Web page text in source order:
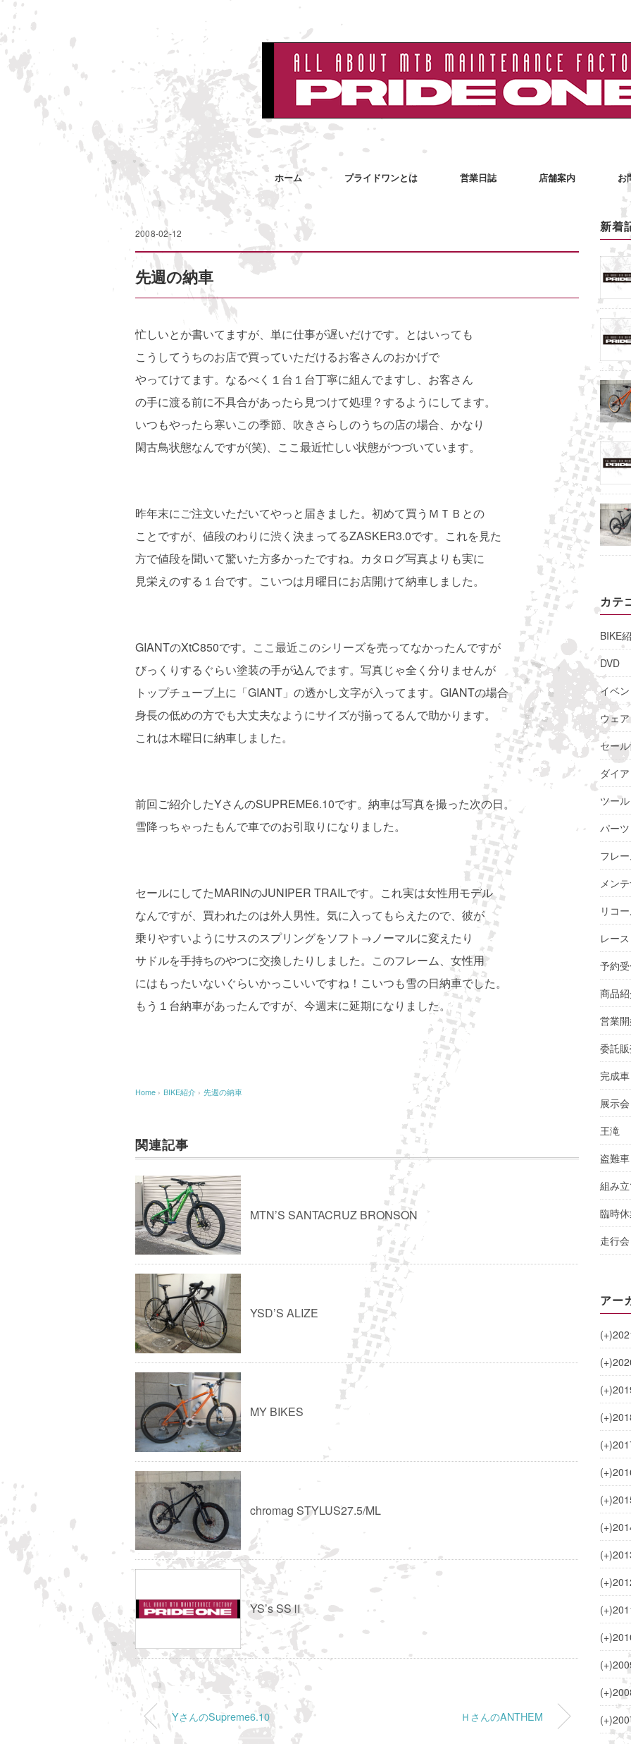
ホーム プライドワンとは 営業日誌 店舗案内 お
2008-02-12
先週の納車
忙しいとか書いてますが、単に仕事が遅いだけです。とはいっても
こうしてうちのお店で買っていただけるお客さんのおかげで
やってけてます。なるべく１台１台丁寧に組んでますし、お客さん
の手に渡る前に不具合があったら見つけて処理？するようにしてます。
いつもやったら寒いこの季節、吹きさらしのうちの店の場合、かなり
閑古鳥状態なんですが(笑)、ここ最近忙しい状態がつづいています。
昨年末にご注文いただいてやっと届きました。初めて買うＭＴＢとの
ことですが、値段のわりに渋く決まってるZASKER3.0です。これを見た
方で値段を聞いて驚いた方多かったですね。カタログ写真よりも実に
見栄えのする１台です。こいつは月曜日にお店開けて納車しました。
GIANTのXtC850です。ここ最近このシリーズを売ってなかったんですが
びっくりするぐらい塗装の手が込んでます。写真じゃ全く分りませんが
トップチューブ上に「GIANT」の透かし文字が入ってます。GIANTの場合
身長の低めの方でも大丈夫なようにサイズが揃ってるんで助かります。
これは木曜日に納車しました。
前回ご紹介したYさんのSUPREME6.10です。納車は写真を撮った次の日。
雪降っちゃったもんで車でのお引取りになりました。
セールにしてたMARINのJUNIPER TRAILです。これ実は女性用モデル
なんですが、買われたのは外人男性。気に入ってもらえたので、彼が
乗りやすいようにサスのスプリングをソフト→ノーマルに変えたり
サドルを手持ちのやつに交換したりしました。このフレーム、女性用
にはもったいないぐらいかっこいいですね！こいつも雪の日納車でした。
もう１台納車があったんですが、今週末に延期になりました。
Home › BIKE紹介 › 先週の納車
関連記事
MTN’S SANTACRUZ BRONSON
YSD’S ALIZE
MY BIKES
chromag STYLUS27.5/ML
YS’s SSⅡ
YさんのSupreme6.10 ＨさんのANTHEM
新着
カテ
BIKE
DVD
イベン
ウェア
セー
ダイ
ツール
パーツ
フレ
メン
リコ
レー
予約
商品
営業
委託
完成車
展示会
王滝
盗難車
組み
臨時
走行
アー
(+)
(+)
(+)
(+)
(+)
(+)
(+)
(+)
(+)
(+)
(+)
(+)
(+)
(+)
(+)